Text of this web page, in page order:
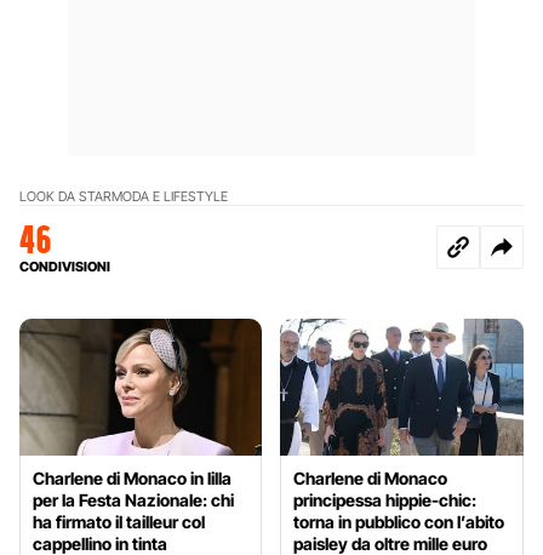
LOOK DA STARMODA E LIFESTYLE
46
CONDIVISIONI
Charlene di Monaco in lilla
per la Festa Nazionale: chi
ha firmato il tailleur col
cappellino in tinta
Charlene di Monaco
principessa hippie-chic:
torna in pubblico con l’abito
paisley da oltre mille euro